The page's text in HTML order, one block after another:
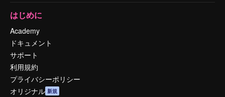
はじめに
Academy
ドキュメント
サポート
利用規約
プライバシーポリシー
オリジナル 新規